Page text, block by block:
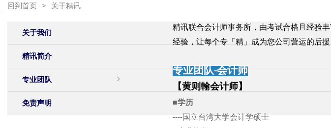
回到首页 关于精讯
关于我们
精讯简介
专业团队
免责声明
精讯联合会计师事务所，由考试合格且经验
经验，让每个专「精」成为您公司营运的后援
专业团队-会计师
【黄则翰会计师】
■学历
----国立台湾大学会计学硕士